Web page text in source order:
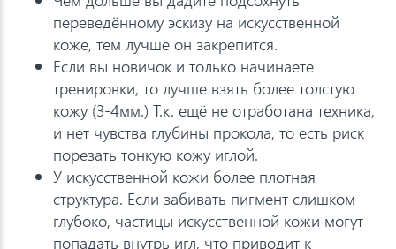
переведённому эскизу на искусственной
коже, тем лучше он закрепится.
Если вы новичок и только начинаете
тренировки, то лучше взять более толстую
кожу (3-4мм.) Т.к. ещё не отработана техника,
и нет чувства глубины прокола, то есть риск
порезать тонкую кожу иглой.
У искусственной кожи более плотная
структура. Если забивать пигмент слишком
глубоко, частицы искусственной кожи могут
попадать внутрь игл, что приводит к